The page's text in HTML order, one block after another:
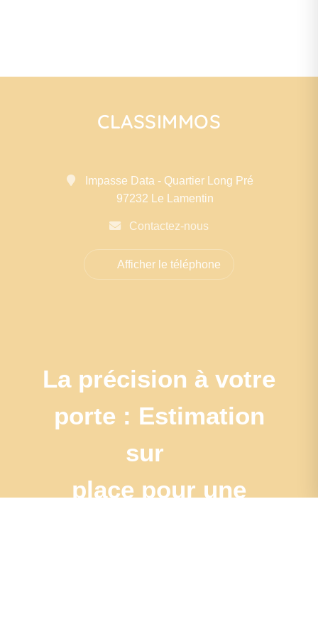
CLASSIMMOS
Impasse Data - Quartier Long Pré
97232 Le Lamentin
Contactez-nous
Afficher le téléphone
La précision à votre
porte : Estimation
sur
place pour une